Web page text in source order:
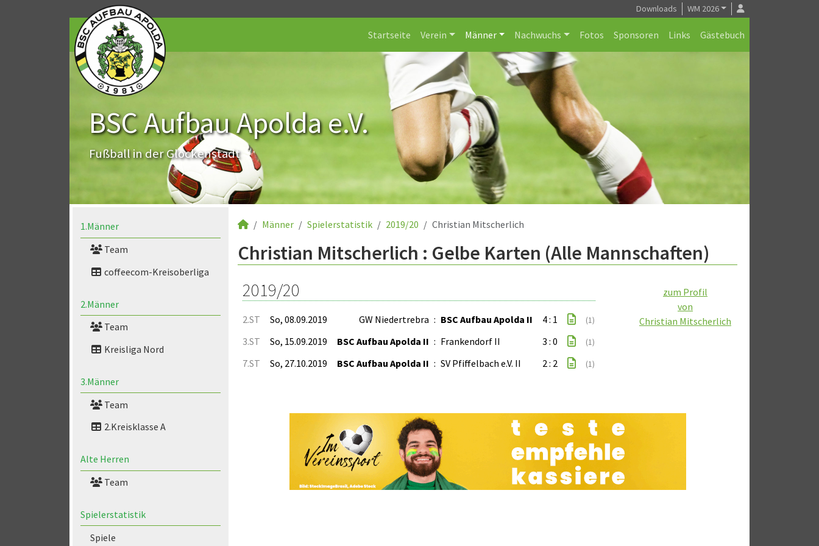
Downloads WM 2026
Startseite Verein Männer Nachwuchs Fotos Sponsoren Links Gästebuch
BSC Aufbau Apolda e.V.
Fußball in der Glockenstadt
1.Männer
Team
coffeecom-Kreisoberliga
2.Männer
Team
Kreisliga Nord
3.Männer
Team
2.Kreisklasse A
Alte Herren
Team
Spielerstatistik
Spiele
Männer Spielerstatistik 2019/20 Christian Mitscherlich
Christian Mitscherlich : Gelbe Karten (Alle Mannschaften)
zum Profil
von
Christian Mitscherlich
2019/20
2.ST So, 08.09.2019 GW Niedertrebra : BSC Aufbau Apolda II 4 : 1 (1)
3.ST So, 15.09.2019 BSC Aufbau Apolda II : Frankendorf II 3 : 0 (1)
7.ST So, 27.10.2019 BSC Aufbau Apolda II : SV Pfiffelbach e.V. II 2 : 2 (1)